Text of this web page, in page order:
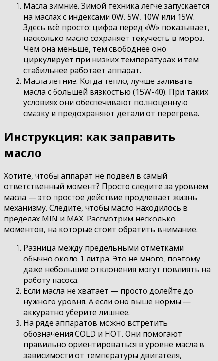
Масла зимние. Зимой техника легче запускается
на маслах с индексами 0W, 5W, 10W или 15W.
Здесь всё просто: цифра перед «W» показывает,
насколько масло сохраняет текучесть в мороз.
Чем она меньше, тем свободнее оно
циркулирует при низких температурах и тем
стабильнее работает аппарат.
Масла летние. Когда тепло, лучше заливать
масла с большей вязкостью (15W-40). При таких
условиях они обеспечивают полноценную
смазку и предохраняют детали от перегрева.
Инструкция: как заправить
масло
Хотите, чтобы аппарат не подвёл в самый
ответственный момент? Просто следите за уровнем
масла — это простое действие продлевает жизнь
механизму. Следите, чтобы масло находилось в
пределах MIN и MAX. Рассмотрим несколько
моментов, на которые стоит обратить внимание.
Разница между предельными отметками
обычно около 1 литра. Это не много, поэтому
даже небольшие отклонения могут повлиять на
работу насоса.
Если масла не хватает — просто долейте до
нужного уровня. А если оно выше нормы —
аккуратно уберите лишнее.
На ряде аппаратов можно встретить
обозначения COLD и HOT. Они помогают
правильно ориентироваться в уровне масла в
зависимости от температуры двигателя,